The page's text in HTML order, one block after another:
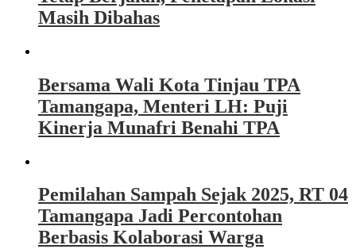
Masih Dibahas
Bersama Wali Kota Tinjau TPA
Tamangapa, Menteri LH: Puji
Kinerja Munafri Benahi TPA
Pemilahan Sampah Sejak 2025, RT 04
Tamangapa Jadi Percontohan
Berbasis Kolaborasi Warga